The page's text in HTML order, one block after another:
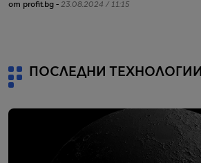
от profit.bg - 23.08.2024 / 11:15
ПОСЛЕДНИ ТЕХНОЛОГИИ